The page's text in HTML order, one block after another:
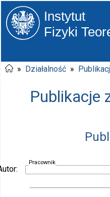
Instytut
Fizyki
» Działalność »
Publikacje
Pracownik